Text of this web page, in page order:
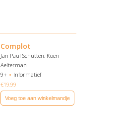
Complot
Jan Paul Schutten, Koen
Aelterman
9+
Informatief
€19,99
Voeg toe aan winkelmandje